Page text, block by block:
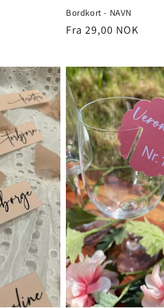
Bordkort - NAVN
Vanlig
Fra 29,00 NOK